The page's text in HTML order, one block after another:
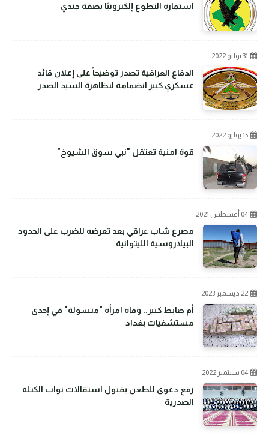
استمارة التطوع إلكترونيًا بصفة جندي
31 يوليو 2022
الدفاع العراقية تصدر توضيحاً على إعلان قائد
عسكري كبير انضمامه لتظاهرة السيد الصدر
15 يوليو 2022
قوة امنية تعتقل "نبي سوق الشيوخ"
04 أغسطس 2021
مصرع شاب عراقي بعد تعرضه للضرب على الحدود
البيلاروسية الليتوانية
22 ديسمبر 2023
أم ضابط كبير.. وفاة امرأة "متسولة" في إحدى
مستشفيات بغداد
04 سبتمبر 2022
رفع دعوى للطعن بقبول استقالات نواب الكتلة
الصدرية